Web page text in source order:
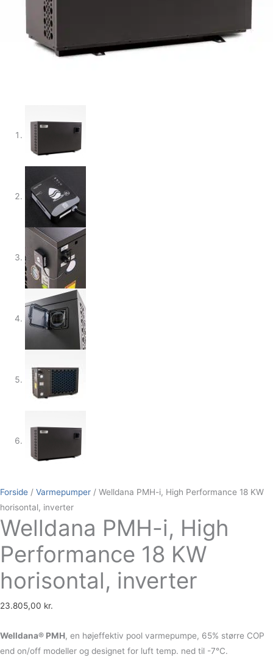
Forside / Varmepumper / Welldana PMH-i, High Performance 18 KW
horisontal, inverter
Welldana PMH-i, High
Performance 18 KW
horisontal, inverter
23.805,00 kr.
Welldana® PMH, en højeffektiv pool varmepumpe, 65% større COP
end on/off modeller og designet for luft temp. ned til -7°C.